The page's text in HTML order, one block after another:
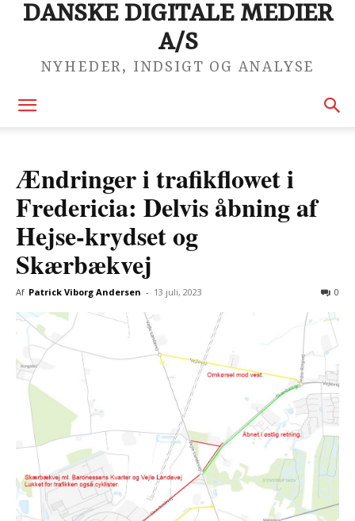
DANSKE DIGITALE MEDIER
A/S
NYHEDER, INDSIGT OG ANALYSE
Ændringer i trafikflowet i
Fredericia: Delvis åbning af
Hejse-krydset og
Skærbækvej
Af Patrick Viborg Andersen - 13 juli, 2023 0